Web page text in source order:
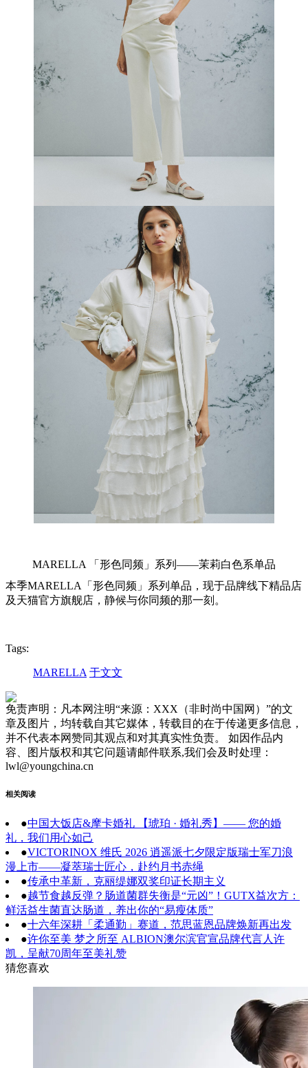
MARELLA 「形色同频」系列——茉莉白色系单品
本季MARELLA「形色同频」系列单品，现于品牌线下精品店
及天猫官方旗舰店，静候与你同频的那一刻。
Tags:
MARELLA 于文文
免责声明：凡本网注明“来源：XXX（非时尚中国网）”的文
章及图片，均转载自其它媒体，转载目的在于传递更多信息，
并不代表本网赞同其观点和对其真实性负责。 如因作品内
容、图片版权和其它问题请邮件联系,我们会及时处理：
lwl@youngchina.cn
相关阅读
●中国大饭店&摩卡婚礼 【琥珀 · 婚礼秀】—— 您的婚
礼，我们用心如己
●VICTORINOX 维氏 2026 逍遥派七夕限定版瑞士军刀浪
漫上市——凝萃瑞士匠心，赴约月书赤绳
●传承中革新，克丽缇娜双奖印证长期主义
●越节食越反弹？肠道菌群失衡是“元凶”！GUTX益次方：
鲜活益生菌直达肠道，养出你的“易瘦体质”
●十六年深耕「柔通勤」赛道，范思蓝恩品牌焕新再出发
●许你至美 梦之所至 ALBION澳尔滨官宣品牌代言人许
凯，呈献70周年至美礼赞
猜您喜欢